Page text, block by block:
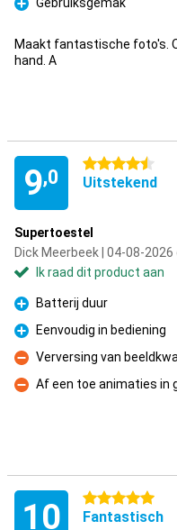
Pluspunt
Maakt fantastische foto's.
hand. A
9,0
4.5 sterren
Uitstekend
Supertoestel
Dick Meerbeek | 04-08-
Ik raad dit product aan
Pluspunt
Batterij duur
Pluspunt
Eenvoudig in bediening
Minpunt
Verversing van
Minpunt
Af een toe animaties in
10 5 sterren
Fantastisch